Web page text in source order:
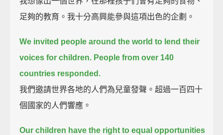
足夠的教育。我十分高興能參與這項出色的企劃。
We invited people around the world to lend their
voices for children. People from over 140
countries responded.
我們邀請世界各地的人們為兒童發聲。超過一百四十
個國家的人們響應。
Our children have the right to equal opportunities